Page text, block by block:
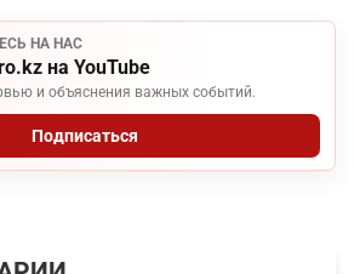
НА НАС
на YouTube
и объяснения важных событий.
Подписаться